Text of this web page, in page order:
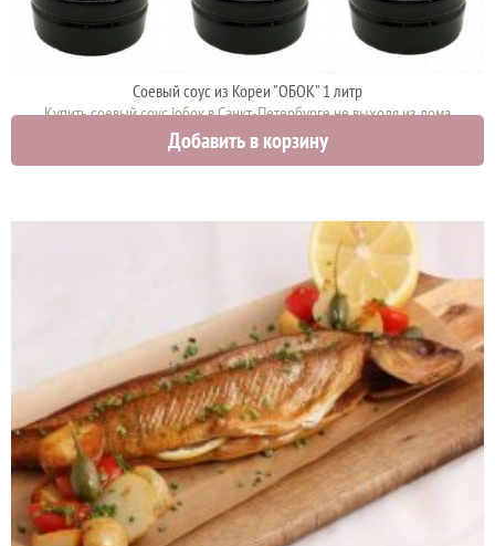
Соевый соус из Кореи "ОБОК" 1 литр
Купить соевый соус iобок в Санкт-Петербурге не выходя из дома
1000 руб.
Добавить в корзину